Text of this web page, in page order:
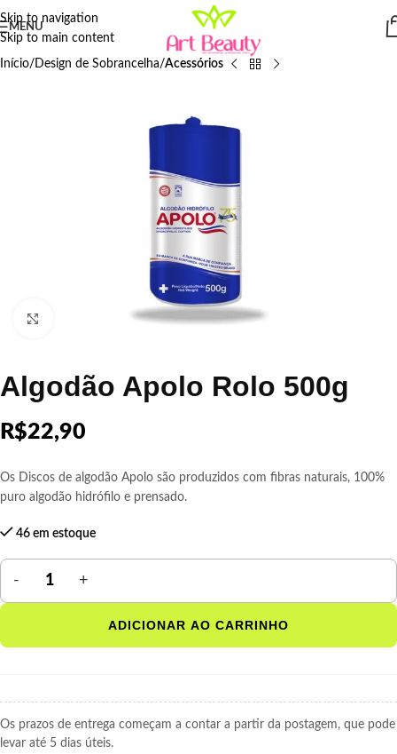
Skip to navigation
Skip to main content
MENU
Início Design de Sobrancelha Acessórios
Algodão Apolo Rolo 500g
R$22,90
Os Discos de algodão Apolo são produzidos com fibras naturais, 100%
puro algodão hidrófilo e prensado.
46 em estoque
ADICIONAR AO CARRINHO
Os prazos de entrega começam a contar a partir da postagem, que pode
levar até 5 dias úteis.